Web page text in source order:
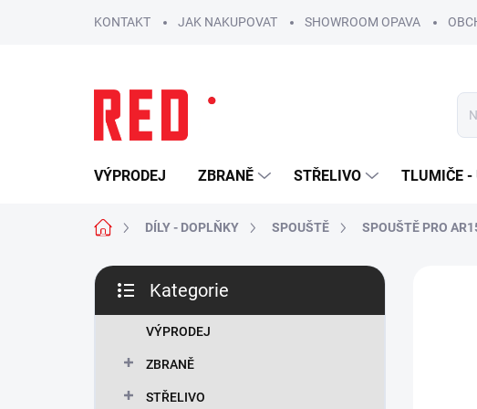
KONTAKT JAK NAKUPOVAT SHOWROOM OPAVA
VÝPRODEJ ZBRANĚ STŘELIVO TLUMIČE -
Domů DÍLY - DOPLŇKY SPOUŠTĚ SPOUŠTĚ PRO
P
s
kategorie
Kategorie
VÝPRODEJ
ZBRANĚ
STŘELIVO